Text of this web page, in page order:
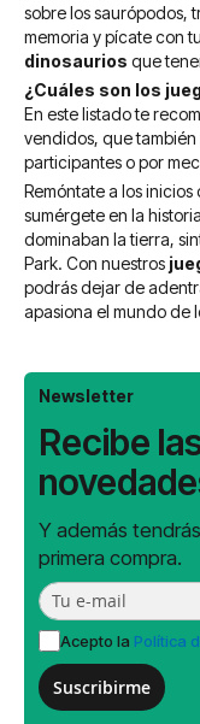
sobre los saurópodos,
memoria y pícate con
dinosaurios que
¿Cuáles son los
En este listado te
vendidos, que
participantes o por
Remóntate a los
sumérgete en la
dominaban la tierra,
Park. Con nuestros
podrás dejar de
apasiona el mundo de
Newsletter
Recibe
Y además
primera compra.
Acepto la Política
Suscribirme